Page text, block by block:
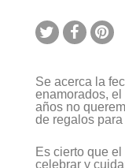
Se acerca la
enamorados,
años no
de regalos
Es cierto que
celebrar y